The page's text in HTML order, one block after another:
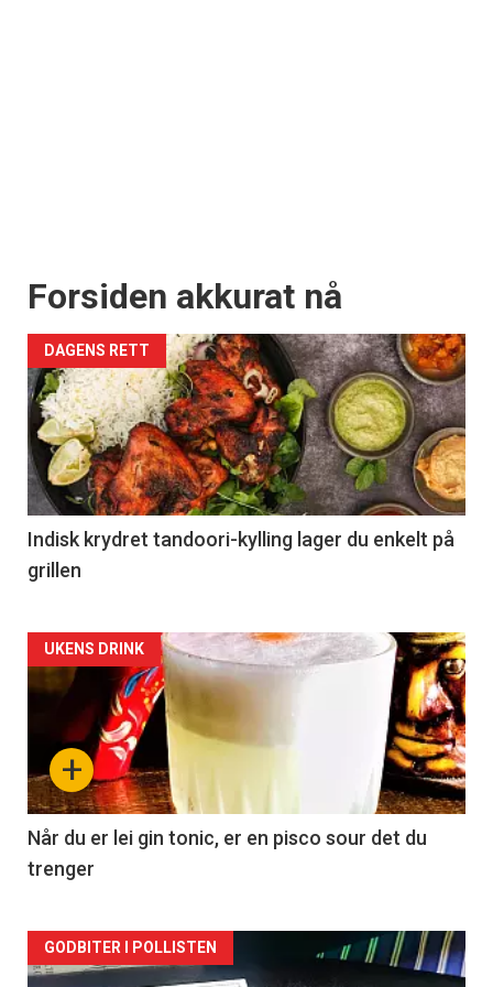
Forsiden akkurat nå
DAGENS RETT
Indisk krydret tandoori-kylling lager du enkelt på
grillen
Forsiden
akkurat
nå
-
2
+
UKENS DRINK
Når du er lei gin tonic, er en pisco sour det du
trenger
Forsiden
GODBITER I POLLISTEN